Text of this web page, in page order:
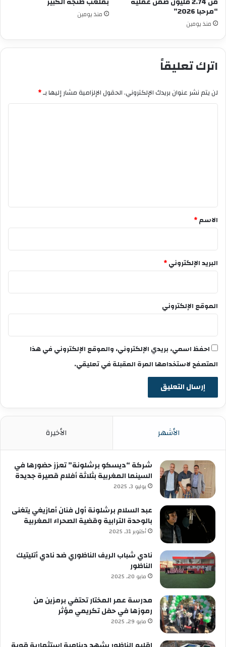
“مرحبا 2026”
منذ يومين
منذ يومين
اترك تعليقاً
لن يتم نشر عنوان بريدك الإلكتروني.الحقول الإلزامية مشار إليها بـ*
*
الاسم*
البريد الإلكتروني*
الموقع الإلكتروني
احفظ اسمي، بريدي الإلكتروني، والموقع الإلكتروني في هذا
المتصفح لاستخدامها المرة المقبلة في تعليقي.
الأشهر الأخيرة
شركة “ديسكو برشلونة” تعزز حضورها في
السينما المغربية بثلاثة أفلام قصيرة جديدة
يوليو 3, 2025
عبد السلام برشلونة أول فنان أمازيغي يتغنى
بالوحدة الترابية وقضية الصحراء المغربية
أكتوبر 31, 2025
نادي شباب الريف الناظوري ضد نادي أتليتيك
الناظور
مايو 20, 2025
مدرسة عمر المختار تحتفي برمزين من
رموزها في حفل تكريمي مؤثر
مايو 29, 2025